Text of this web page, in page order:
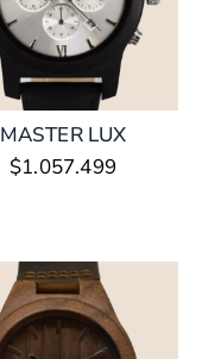
MASTER LUX
$1.057.499